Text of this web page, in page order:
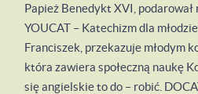
Papież Benedykt XVI, podarował
YOUCAT – Katechizm dla
Franciszek, przekazuje młodym
która zawiera społeczną naukę
się angielskie to do – robić.